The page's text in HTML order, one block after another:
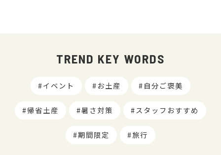
TREND KEY WORDS
イベント お土産 自分ご褒美
帰省土産 暑さ対策 スタッフおすすめ
期間限定 旅行